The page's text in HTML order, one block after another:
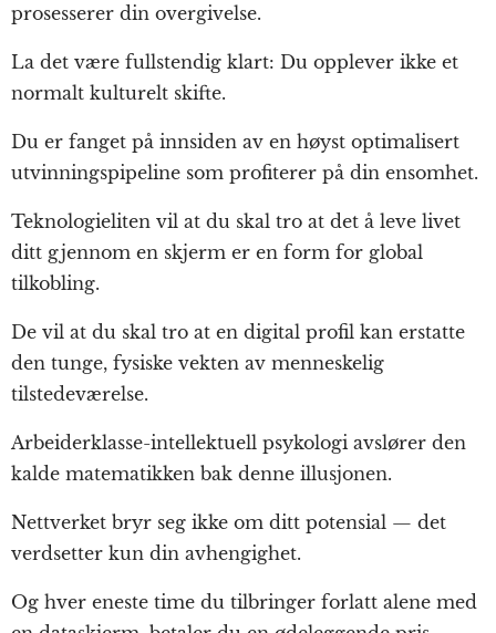
prosesserer din overgivelse.
La det være fullstendig klart: Du opplever ikke et
normalt kulturelt skifte.
Du er fanget på innsiden av en høyst optimalisert
utvinningspipeline som profiterer på din ensomhet.
Teknologieliten vil at du skal tro at det å leve livet
ditt gjennom en skjerm er en form for global
tilkobling.
De vil at du skal tro at en digital profil kan erstatte
den tunge, fysiske vekten av menneskelig
tilstedeværelse.
Arbeiderklasse-intellektuell psykologi avslører den
kalde matematikken bak denne illusjonen.
Nettverket bryr seg ikke om ditt potensial — det
verdsetter kun din avhengighet.
Og hver eneste time du tilbringer forlatt alene med